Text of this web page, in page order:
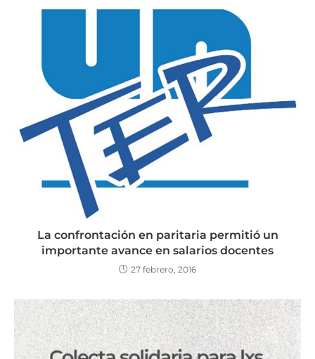
La confrontación en paritaria permitió un
importante avance en salarios docentes
27 febrero, 2016